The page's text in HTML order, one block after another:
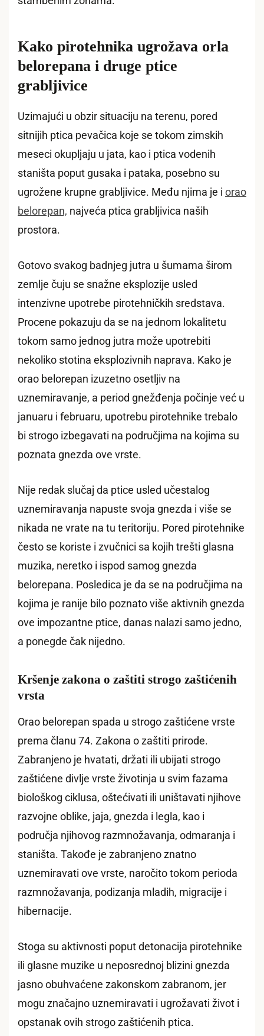
Kako pirotehnika ugrožava orla
belorepana i druge ptice
grabljivice
Uzimajući u obzir situaciju na terenu, pored
sitnijih ptica pevačica koje se tokom zimskih
meseci okupljaju u jata, kao i ptica vodenih
staništa poput gusaka i pataka, posebno su
ugrožene krupne grabljivice. Među njima je i orao
belorepan, najveća ptica grabljivica naših
prostora.
Gotovo svakog badnjeg jutra u šumama širom
zemlje čuju se snažne eksplozije usled
intenzivne upotrebe pirotehničkih sredstava.
Procene pokazuju da se na jednom lokalitetu
tokom samo jednog jutra može upotrebiti
nekoliko stotina eksplozivnih naprava. Kako je
orao belorepan izuzetno osetljiv na
uznemiravanje, a period gnežđenja počinje već u
januaru i februaru, upotrebu pirotehnike trebalo
bi strogo izbegavati na područjima na kojima su
poznata gnezda ove vrste.
Nije redak slučaj da ptice usled učestalog
uznemiravanja napuste svoja gnezda i više se
nikada ne vrate na tu teritoriju. Pored pirotehnike
često se koriste i zvučnici sa kojih trešti glasna
muzika, neretko i ispod samog gnezda
belorepana. Posledica je da se na područjima na
kojima je ranije bilo poznato više aktivnih gnezda
ove impozantne ptice, danas nalazi samo jedno,
a ponegde čak nijedno.
Kršenje zakona o zaštiti strogo zaštićenih
vrsta
Orao belorepan spada u strogo zaštićene vrste
prema članu 74. Zakona o zaštiti prirode.
Zabranjeno je hvatati, držati ili ubijati strogo
zaštićene divlje vrste životinja u svim fazama
biološkog ciklusa, oštećivati ili uništavati njihove
razvojne oblike, jaja, gnezda i legla, kao i
područja njihovog razmnožavanja, odmaranja i
staništa. Takođe je zabranjeno znatno
uznemiravati ove vrste, naročito tokom perioda
razmnožavanja, podizanja mladih, migracije i
hibernacije.
Stoga su aktivnosti poput detonacija pirotehnike
ili glasne muzike u neposrednoj blizini gnezda
jasno obuhvaćene zakonskom zabranom, jer
mogu značajno uznemiravati i ugrožavati život i
opstanak ovih strogo zaštićenih ptica.